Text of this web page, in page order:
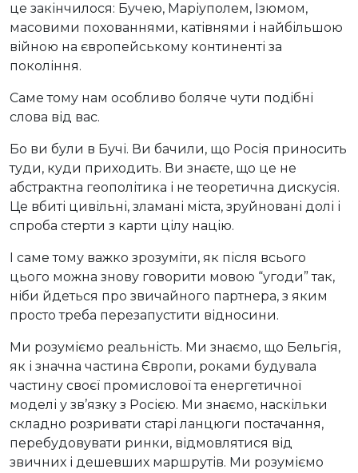
це закінчилося: Бучею, Маріуполем, Ізюмом,
масовими похованнями, катівнями і найбільшою
війною на європейському континенті за
покоління.
Саме тому нам особливо боляче чути подібні
слова від вас.
Бо ви були в Бучі. Ви бачили, що Росія приносить
туди, куди приходить. Ви знаєте, що це не
абстрактна геополітика і не теоретична дискусія.
Це вбиті цивільні, зламані міста, зруйновані долі і
спроба стерти з карти цілу націю.
І саме тому важко зрозуміти, як після всього
цього можна знову говорити мовою “угоди” так,
ніби йдеться про звичайного партнера, з яким
просто треба перезапустити відносини.
Ми розуміємо реальність. Ми знаємо, що Бельгія,
як і значна частина Європи, роками будувала
частину своєї промислової та енергетичної
моделі у зв’язку з Росією. Ми знаємо, наскільки
складно розривати старі ланцюги постачання,
перебудовувати ринки, відмовлятися від
звичних і дешевших маршрутів. Ми розуміємо